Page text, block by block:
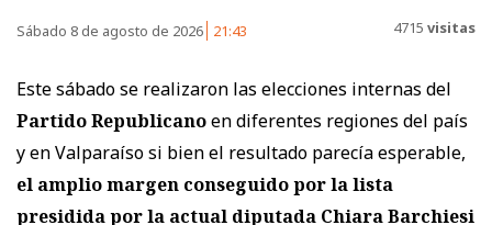
Sábado 8 de agosto de 2026 21:43 4715 visitas
Este sábado se realizaron las elecciones internas del
Partido Republicanoen diferentes regiones del país
y en Valparaíso si bien el resultado parecía esperable,
el amplio margen conseguido por la lista
presidida por la actual diputada Chiara Barchiesi